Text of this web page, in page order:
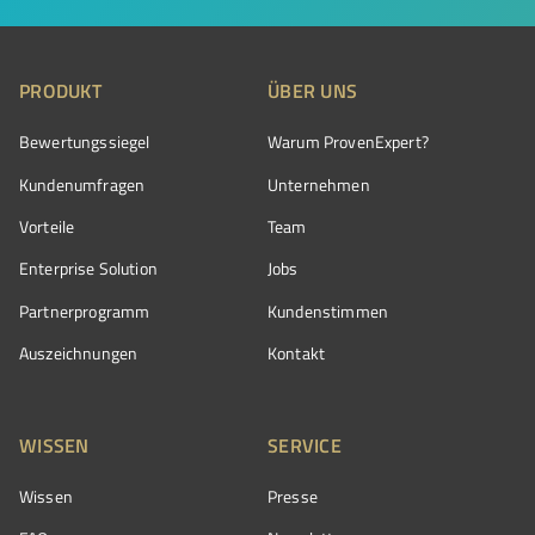
PRODUKT
Bewertungssiegel
Kundenumfragen
Vorteile
Enterprise Solution
Partnerprogramm
Auszeichnungen
ÜBER UNS
Warum ProvenExpert?
Unternehmen
Team
Jobs
Kundenstimmen
Kontakt
WISSEN
Wissen
SERVICE
Presse